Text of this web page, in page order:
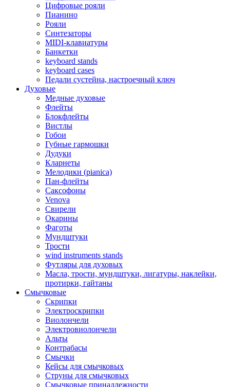
Цифровые рояли
Пианино
Рояли
Синтезаторы
MIDI-клавиатуры
Банкетки
keyboard stands
keyboard cases
Педали сустейна, настроечный ключ
Духовые
Медные духовые
Флейты
Блокфлейты
Вистлы
Гобои
Губные гармошки
Дудуки
Кларнеты
Мелодики (pianica)
Пан-флейты
Саксофоны
Venova
Свирели
Окарины
Фаготы
Мундштуки
Трости
wind instruments stands
Футляры для духовых
Масла, трости, мундштуки, лигатуры, наклейки,
протирки, гайтаны
Смычковые
Скрипки
Электроскрипки
Виолончели
Электровиолончели
Альты
Контрабасы
Смычки
Кейсы для смычковых
Струны для смычковых
Смычковые принадлежности